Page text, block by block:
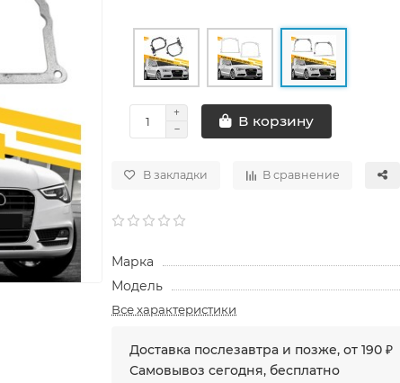
В корзину
В закладки В сравнение
Марка
Модель
Все характеристики
Доставка послезавтра и позже, от 190 ₽
Самовывоз сегодня, бесплатно